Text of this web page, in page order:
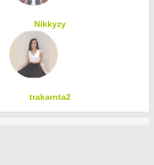
Nikkyzy
trakarnta2